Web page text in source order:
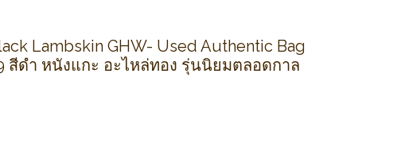
Lambskin GHW- Used Authentic Bag
สีดำ หนังแกะ อะไหล่ทอง รุ่นนิยมตลอดกาล